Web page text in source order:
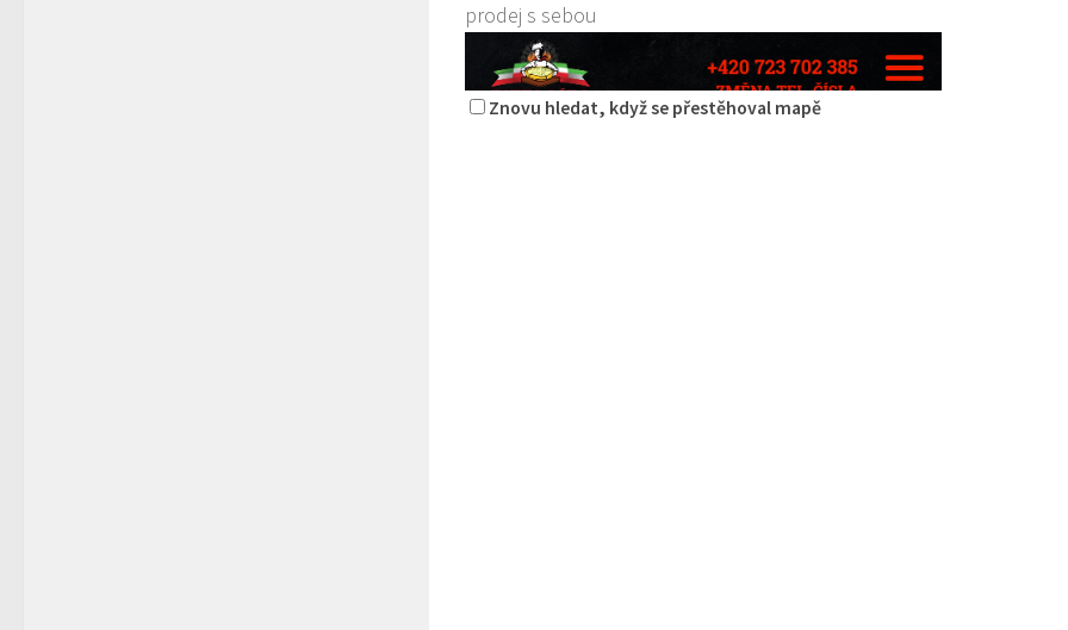
prodej s sebou
Znovu hledat, když se přestěhoval mapě